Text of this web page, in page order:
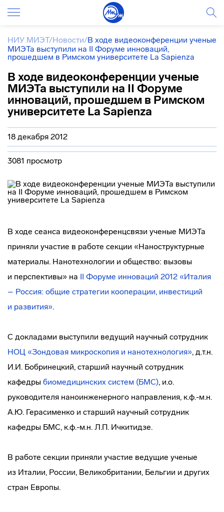
НИУ МИЭТ/Новости/В ходе видеоконференции ученые
МИЭТа выступили на II Форуме инноваций,
прошедшем в Римском университете La Sapienza
В ходе видеоконференции ученые
МИЭТа выступили на II Форуме
инноваций, прошедшем в Римском
университете La Sapienza
18 декабря 2012
3081 просмотр
В ходе сеанса видеоконференцсвязи ученые МИЭТа
приняли участие в работе секции «Наноструктурные
материалы. Нанотехнологии и общество: вызовы
и перспективы» на II Форуме инноваций 2012 «Италия
– Россия: общие стратегии кооперации, инвестиций
и развития».
С докладами выступили ведущий научный сотрудник
НОЦ «Зондовая микроскопия и нанотехнология», д.т.н.
И.И. Бобринецкий, старший научный сотрудник
кафедры биомедицинских систем (БМС), и.о.
руководителя наноинженерного направления, к.ф.-м.н.
А.Ю. Герасименко и старший научный сотрудник
кафедры БМС, к.ф.-м.н. Л.П. Ичкитидзе.
В работе секции приняли участие ведущие ученые
из Италии, России, Великобритании, Бельгии и других
стран Европы.